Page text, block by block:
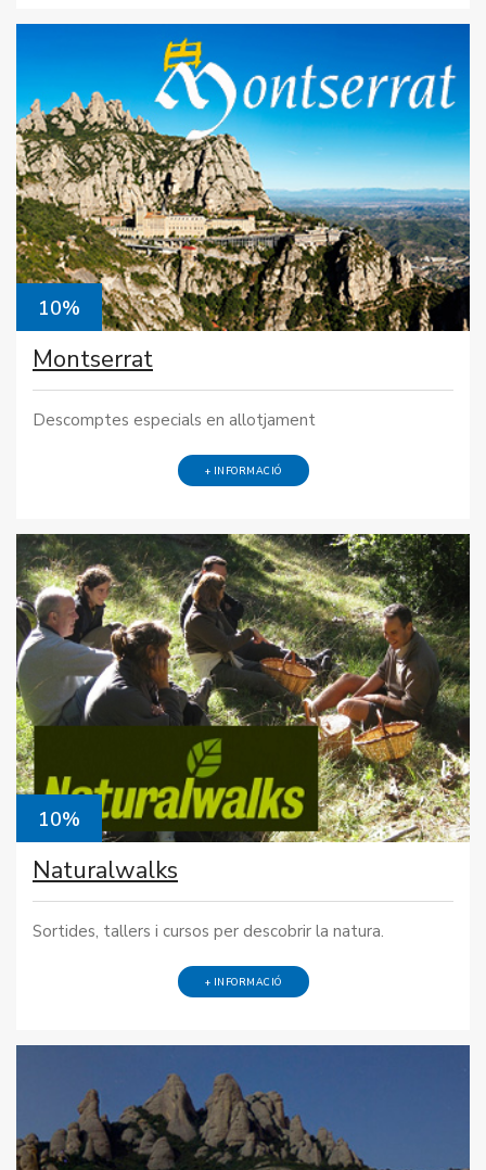
10%
Montserrat
Descomptes especials en allotjament
+ INFORMACIÓ
10%
Naturalwalks
Sortides, tallers i cursos per descobrir la natura.
+ INFORMACIÓ